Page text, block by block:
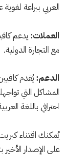
العربي ببراعة لغوية
العملات: يدعم
مع التجارة الدولية.
الدعم:يُقدم
المشاكل التي
احترافي باللغة